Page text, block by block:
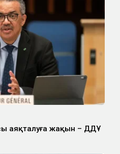
аяқталуға жақын – ДДҰ